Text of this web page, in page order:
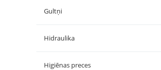
Gultņi
Hidraulika
Higiēnas preces